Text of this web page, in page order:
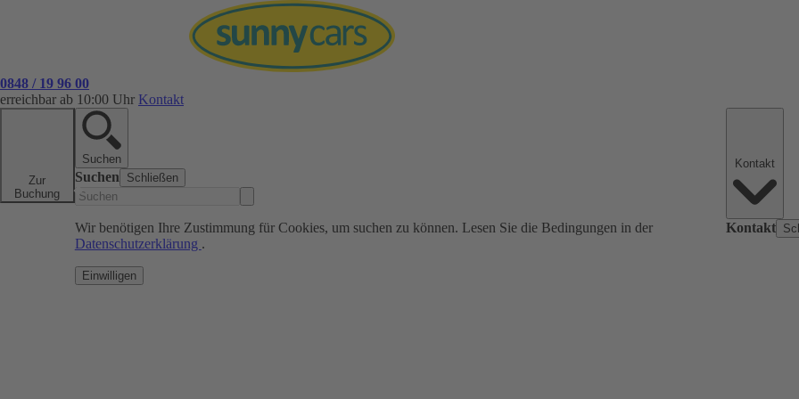
0848 / 19 96 00
erreichbar ab 10:00 Uhr Kontakt
Zur
Buchung
Suchen
Suchen Schließen
Wir benötigen Ihre Zustimmung für Cookies, um suchen zu können. Lesen Sie die Bedingungen in der
Datenschutzerklärung .
Einwilligen
Kontakt